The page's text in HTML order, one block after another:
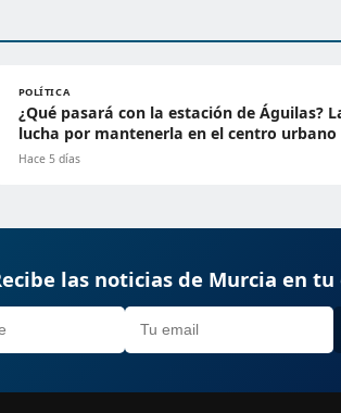
POLÍTICA
¿Qué pasará con la estación de Águilas?
lucha por mantenerla en el centro urbano
Hace 5 días
las noticias de Murcia en